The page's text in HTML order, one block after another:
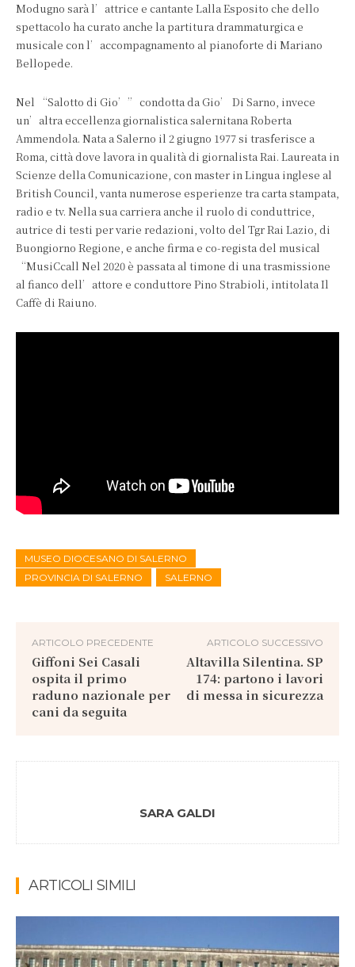
Modugno sarà l’attrice e cantante Lalla Esposito che dello
spettacolo ha curato anche la partitura drammaturgica e
musicale con l’accompagnamento al pianoforte di Mariano
Bellopede.
Nel “Salotto di Gio’” condotta da Gio’ Di Sarno, invece
un’altra eccellenza giornalistica salernitana Roberta
Ammendola. Nata a Salerno il 2 giugno 1977 si trasferisce a
Roma, città dove lavora in qualità di giornalista Rai. Laureata in
Scienze della Comunicazione, con master in Lingua inglese al
British Council, vanta numerose esperienze tra carta stampata,
radio e tv. Nella sua carriera anche il ruolo di conduttrice,
autrice di testi per varie redazioni, volto del Tgr Rai Lazio, di
Buongiorno Regione, e anche firma e co-regista del musical
“MusiCcall Nel 2020 è passata al timone di una trasmissione
al fianco dell’attore e conduttore Pino Strabioli, intitolata Il
Caffè di Raiuno.
MUSEO DIOCESANO DI SALERNO
PROVINCIA DI SALERNO
SALERNO
ARTICOLO PRECEDENTE
Giffoni Sei Casali
ospita il primo
raduno nazionale per
cani da seguita
ARTICOLO SUCCESSIVO
Altavilla Silentina. SP
174: partono i lavori
di messa in sicurezza
SARA GALDI
ARTICOLI SIMILI